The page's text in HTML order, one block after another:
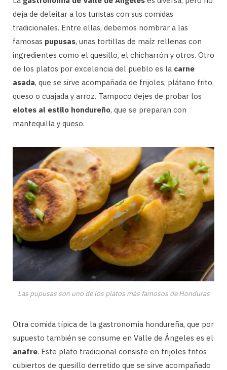
deja de deleitar a los turistas con sus comidas
tradicionales. Entre ellas, debemos nombrar a las
famosas pupusas, unas tortillas de maíz rellenas con
ingredientes como el quesillo, el chicharrón y otros. Otro
de los platos por excelencia del pueblo es la carne
asada, que se sirve acompañada de frijoles, plátano frito,
queso o cuajada y arroz. Tampoco dejes de probar los
elotes al estilo hondureño, que se preparan con
mantequilla y queso.
Las pupusas son uno de los platos más famosos de Honduras
Otra comida típica de la gastronomía hondureña, que por
supuesto también se consume en Valle de Ángeles es el
anafre. Este plato tradicional consiste en frijoles fritos
cubiertos de quesillo derretido que se sirve acompañado